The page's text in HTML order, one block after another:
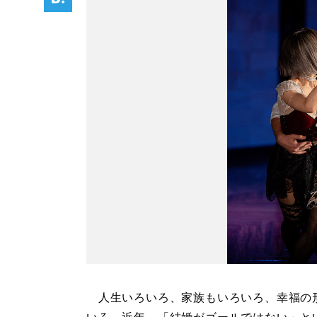
人生いろいろ、家族もいろいろ、幸福の